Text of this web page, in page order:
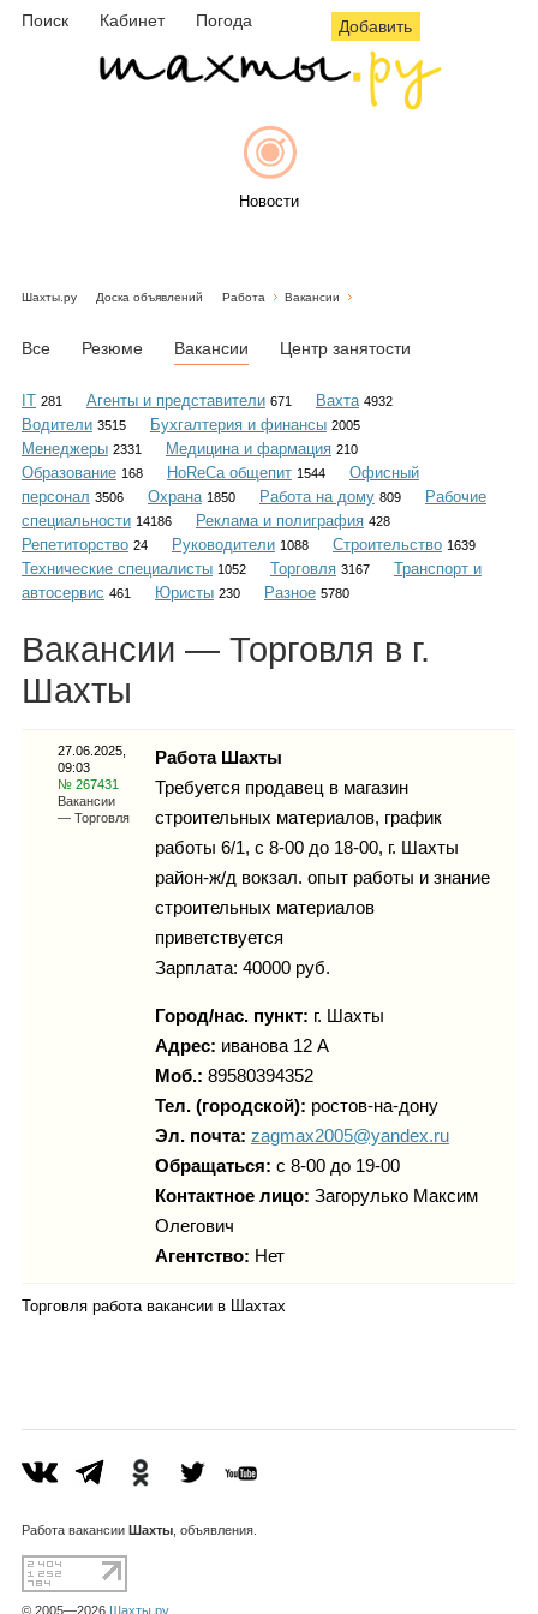
Поиск Кабинет Погода Добавить
Новости
Объявления
Каталог
Инфо
Карты
Шахты.ру Доска объявлений Работа Вакансии
Все Резюме Вакансии Центр занятости
IT 281 Агенты и представители 671 Вахта 4932
Водители 3515 Бухгалтерия и финансы 2005
Менеджеры 2331 Медицина и фармация 210
Образование 168 HoReCa общепит 1544
Офисный
персонал 3506 Охрана 1850 Работа на дому 809
Рабочие
специальности 14186 Реклама и полиграфия 428
Репетиторство 24 Руководители 1088 Строительство 1639
Технические специалисты 1052 Торговля 3167
Транспорт и
автосервис 461 Юристы 230 Разное 5780
Вакансии — Торговля в г.
Шахты
27.06.2025,
09:03
№ 267431
Вакансии
— Торговля
Работа Шахты
Требуется продавец в магазин
строительных материалов, график
работы 6/1, с 8-00 до 18-00, г. Шахты
район-ж/д вокзал. опыт работы и знание
строительных материалов
приветствуется
Зарплата: 40000 руб.
Город/нас. пункт: г. Шахты
Адрес: иванова 12 А
Моб.: 89580394352
Тел. (городской): ростов-на-дону
Эл. почта: zagmax2005@yandex.ru
Обращаться: с 8-00 до 19-00
Контактное лицо: Загорулько Максим
Олегович
Агентство: Нет
Торговля работа вакансии в Шахтах
Работа вакансии Шахты, объявления.
© 2005—2026 Шахты.ру